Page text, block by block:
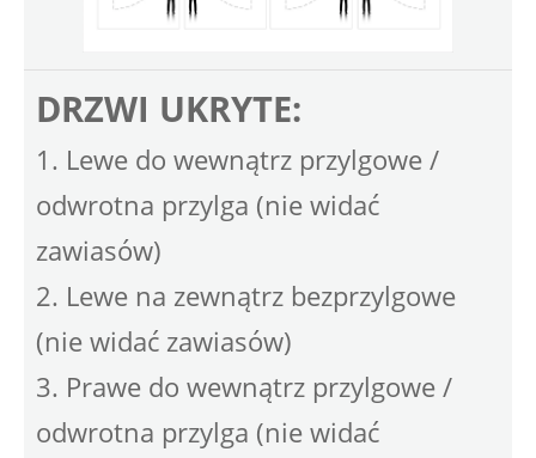
DRZWI UKRYTE:
1. Lewe do wewnątrz przylgowe /
odwrotna przylga (nie widać
zawiasów)
2. Lewe na zewnątrz bezprzylgowe
(nie widać zawiasów)
3. Prawe do wewnątrz przylgowe /
odwrotna przylga (nie widać